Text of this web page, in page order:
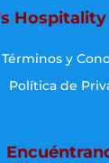
Términos y
Política de